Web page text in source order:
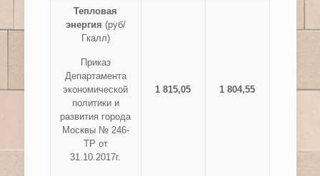
Тепловая
энергия (руб/
Гкалл)
Приказ
Департамента
экономической
политики и
развития города
Москвы № 246-
ТР от
31.10.2017г.
1 815,05 1 804,55